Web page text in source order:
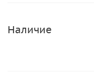
Наличие